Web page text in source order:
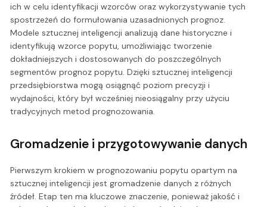
ich w celu identyfikacji wzorców oraz wykorzystywanie tych
spostrzeżeń do formułowania uzasadnionych prognoz.
Modele sztucznej inteligencji analizują dane historyczne i
identyfikują wzorce popytu, umożliwiając tworzenie
dokładniejszych i dostosowanych do poszczególnych
segmentów prognoz popytu. Dzięki sztucznej inteligencji
przedsiębiorstwa mogą osiągnąć poziom precyzji i
wydajności, który był wcześniej nieosiągalny przy użyciu
tradycyjnych metod prognozowania.
Gromadzenie i przygotowywanie danych
Pierwszym krokiem w prognozowaniu popytu opartym na
sztucznej inteligencji jest gromadzenie danych z różnych
źródeł. Etap ten ma kluczowe znaczenie, ponieważ jakość i